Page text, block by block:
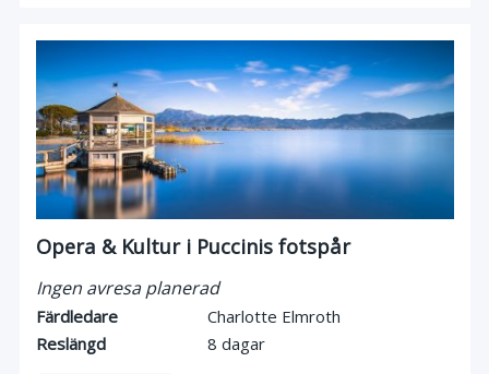
Opera & Kultur i Puccinis fotspår
Ingen avresa planerad
Färdledare
Charlotte Elmroth
Reslängd
8 dagar